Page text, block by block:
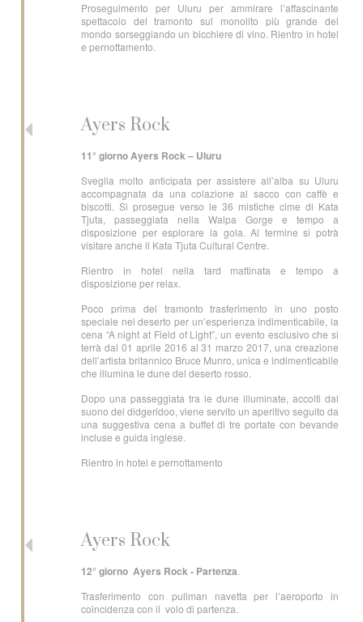
Proseguimento per Uluru per ammirare l’affascinante
spettacolo del tramonto sul monolito più grande del
mondo sorseggiando un bicchiere di vino. Rientro in hotel
e pernottamento.
Ayers Rock
11° giorno Ayers Rock – Uluru
Sveglia molto anticipata per assistere all’alba su Uluru
accompagnata da una colazione al sacco con caffè e
biscotti. Si prosegue verso le 36 mistiche cime di Kata
Tjuta, passeggiata nella Walpa Gorge e tempo a
disposizione per esplorare la gola. Al termine si potrà
visitare anche il Kata Tjuta Cultural Centre.
Rientro in hotel nella tard mattinata e tempo a
disposizione per relax.
Poco prima del tramonto trasferimento in uno posto
speciale nel deserto per un’esperienza indimenticabile, la
cena “A night at Field of Light”, un evento esclusivo che si
terrà dal 01 aprile 2016 al 31 marzo 2017, una creazione
dell’artista britannico Bruce Munro, unica e indimenticabile
che illumina le dune del deserto rosso.
Dopo una passeggiata tra le dune illuminate, accolti dal
suono del didgeridoo, viene servito un aperitivo seguito da
una suggestiva cena a buffet di tre portate con bevande
incluse e guida inglese.
Rientro in hotel e pernottamento
Ayers Rock
12° giorno Ayers Rock - Partenza
Trasferimento con pullman navetta per l’aeroporto in
coincidenza con il volo di partenza.